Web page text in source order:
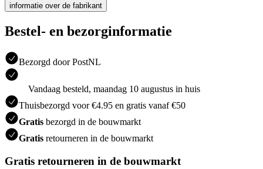
informatie over de fabrikant
Bestel- en bezorginformatie
Bezorgd door PostNL
Vandaag besteld, maandag 10 augustus in huis
Thuisbezorgd voor €4.95 en gratis vanaf €50
Gratis bezorgd in de bouwmarkt
Gratis retourneren in de bouwmarkt
Gratis retourneren in de bouwmarkt